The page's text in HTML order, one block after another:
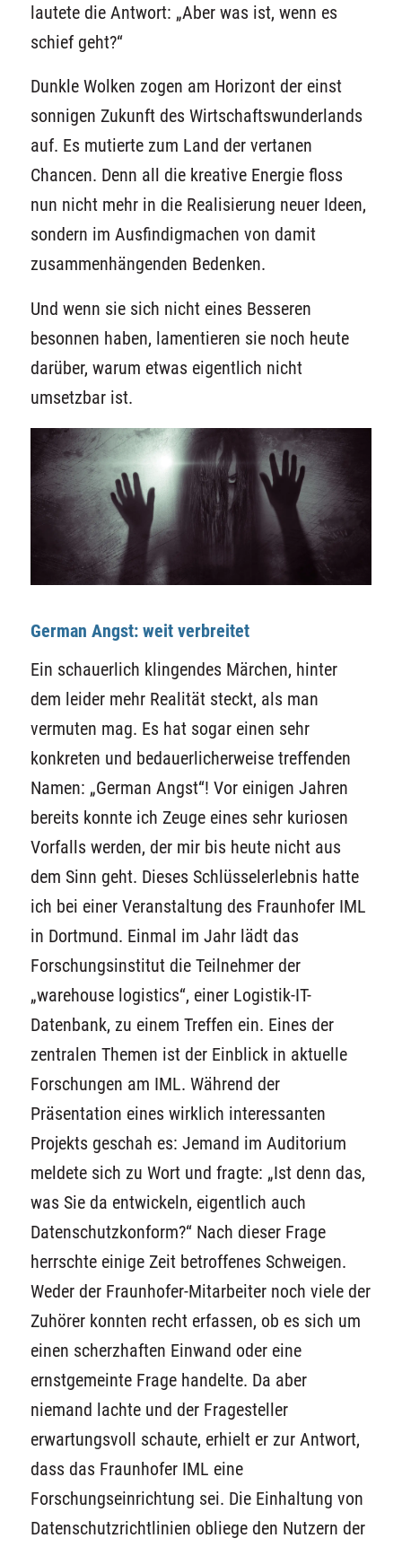
lautete die Antwort: „Aber was ist, wenn es
schief geht?“
Dunkle Wolken zogen am Horizont der einst
sonnigen Zukunft des Wirtschaftswunderlands
auf. Es mutierte zum Land der vertanen
Chancen. Denn all die kreative Energie floss
nun nicht mehr in die Realisierung neuer Ideen,
sondern im Ausfindigmachen von damit
zusammenhängenden Bedenken.
Und wenn sie sich nicht eines Besseren
besonnen haben, lamentieren sie noch heute
darüber, warum etwas eigentlich nicht
umsetzbar ist.
German Angst: weit verbreitet
Ein schauerlich klingendes Märchen, hinter
dem leider mehr Realität steckt, als man
vermuten mag. Es hat sogar einen sehr
konkreten und bedauerlicherweise treffenden
Namen: „German Angst“! Vor einigen Jahren
bereits konnte ich Zeuge eines sehr kuriosen
Vorfalls werden, der mir bis heute nicht aus
dem Sinn geht. Dieses Schlüsselerlebnis hatte
ich bei einer Veranstaltung des Fraunhofer IML
in Dortmund. Einmal im Jahr lädt das
Forschungsinstitut die Teilnehmer der
„warehouse logistics“, einer Logistik-IT-
Datenbank, zu einem Treffen ein. Eines der
zentralen Themen ist der Einblick in aktuelle
Forschungen am IML. Während der
Präsentation eines wirklich interessanten
Projekts geschah es: Jemand im Auditorium
meldete sich zu Wort und fragte: „Ist denn das,
was Sie da entwickeln, eigentlich auch
Datenschutzkonform?“ Nach dieser Frage
herrschte einige Zeit betroffenes Schweigen.
Weder der Fraunhofer-Mitarbeiter noch viele der
Zuhörer konnten recht erfassen, ob es sich um
einen scherzhaften Einwand oder eine
ernstgemeinte Frage handelte. Da aber
niemand lachte und der Fragesteller
erwartungsvoll schaute, erhielt er zur Antwort,
dass das Fraunhofer IML eine
Forschungseinrichtung sei. Die Einhaltung von
Datenschutzrichtlinien obliege den Nutzern der